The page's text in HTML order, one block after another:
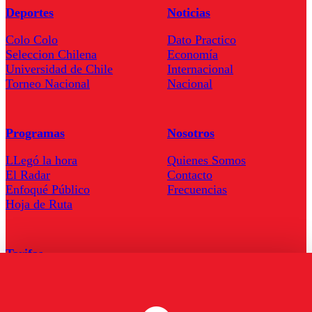
Deportes
Colo Colo
Seleccion Chilena
Universidad de Chile
Torneo Nacional
Noticias
Dato Practico
Economía
Internacional
Nacional
Programas
LLegó la hora
El Radar
Enfoqué Público
Hoja de Ruta
Nosotros
Quienes Somos
Contacto
Frecuencias
Tarifas